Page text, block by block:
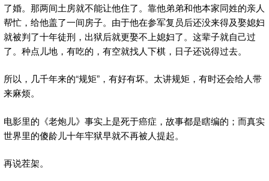
了婚。那两间土房就不能让他住了。靠他弟弟和他本家同姓的亲人
帮忙，给他盖了一间房子。由于他在参军复员后还没来得及娶媳妇
就被判了十年徒刑，出狱后就更娶不上媳妇了。这辈子就自己过
了。种点儿地，有吃的，有空就找人下棋，日子还说得过去。
所以，几千年来的“规矩”，有好有坏。太讲规矩，有时还会给人带
来麻烦。
电影里的《老炮儿》事实上是死于癌症，故事都是瞎编的；而真实
世界里的傻龄儿十年牢狱早就不再被人提起。
再说茬架。